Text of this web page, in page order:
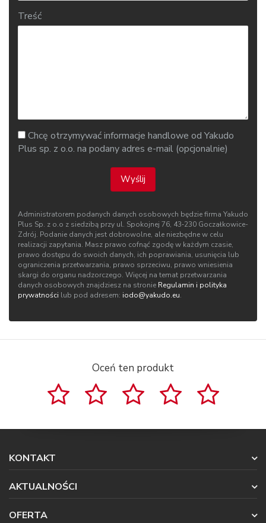
Treść
Chcę otrzymywać informacje handlowe od Yakudo
Plus sp. z o.o. na podany adres e-mail (opcjonalnie)
Wyślij
Administratorem podanych danych osobowych będzie firma Yakudo
Plus Sp. z o.o z siedzibą przy ul. Spokojnej 76, 43‑230 Goczałkowice-
Zdrój. Podanie danych jest dobrowolne, ale niezbędne w celu
realizacji zapytania. Masz prawo cofnąć zgodę w każdym czasie,
prawo dostępu do swoich danych, ich poprawiania, usunięcia lub
ograniczenia przetwarzania, prawo sprzeciwu, prawo wniesienia
skargi do organu nadzorczego. Więcej na temat przetwarzania
danych osobowych znajdziesz na stronie Regulamin i polityka
prywatności lub pod adresem: iodo@yakudo.eu.
Oceń ten produkt
KONTAKT
AKTUALNOŚCI
OFERTA